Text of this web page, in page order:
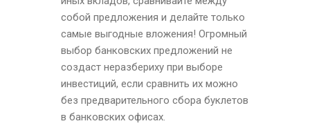
собой предложения и делайте только
самые выгодные вложения! Огромный
выбор банковских предложений не
создаст неразбериху при выборе
инвестиций, если сравнить их можно
без предварительного сбора буклетов
в банковских офисах.